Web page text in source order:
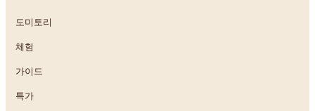
도미토리
체험
가이드
특가